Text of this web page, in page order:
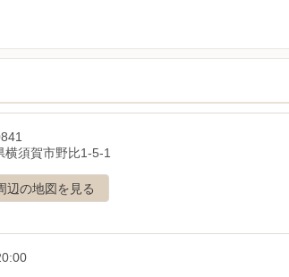
横須賀市野比1-5-1
辺の地図を見る